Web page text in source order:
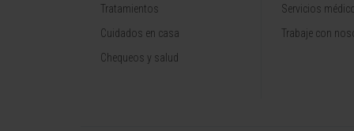
Tratamientos
Cuidados en casa
Chequeos y salud
Servicios
Trabaje con